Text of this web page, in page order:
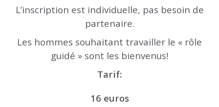
L’inscription est individuelle, pas besoin de
partenaire.
Les hommes souhaitant travailler le « rôle
guidé » sont les bienvenus!
Tarif:
16 euros